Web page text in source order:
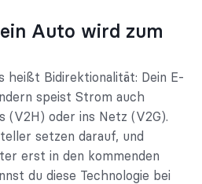
Auto wird zum
heißt Bidirektionalität: Dein E-
speist Strom auch
(V2H) oder ins Netz (V2G).
setzen darauf, und
erst in den kommenden
du diese Technologie bei